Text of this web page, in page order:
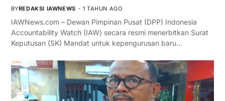
BYREDAKSI IAWNEWS 1 TAHUN AGO
IAWNews.com – Dewan Pimpinan Pusat (DPP) Indonesia
Accountability Watch (IAW) secara resmi menerbitkan Surat
Keputusan (SK) Mandat untuk kepengurusan baru…